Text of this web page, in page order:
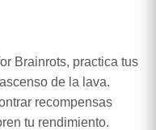
Brainrots, practica tus
de la lava.
recompensas
tu rendimiento.